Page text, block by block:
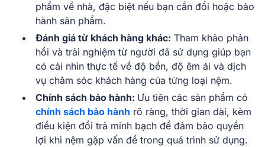
phẩm về nhà, đặc biệt nếu bạn cần đổi hoặc bảo
hành sản phẩm.
Đánh giá từ khách hàng khác: Tham khảo phản
hồi và trải nghiệm từ người đã sử dụng giúp bạn
có cái nhìn thực tế về độ bền, độ êm ái và dịch
vụ chăm sóc khách hàng của từng loại nệm.
Chính sách bảo hành: Ưu tiên các sản phẩm có
chính sách bảo hành rõ ràng, thời gian dài, kèm
điều kiện đổi trả minh bạch để đảm bảo quyền
lợi khi nệm gặp vấn đề trong quá trình sử dụng.